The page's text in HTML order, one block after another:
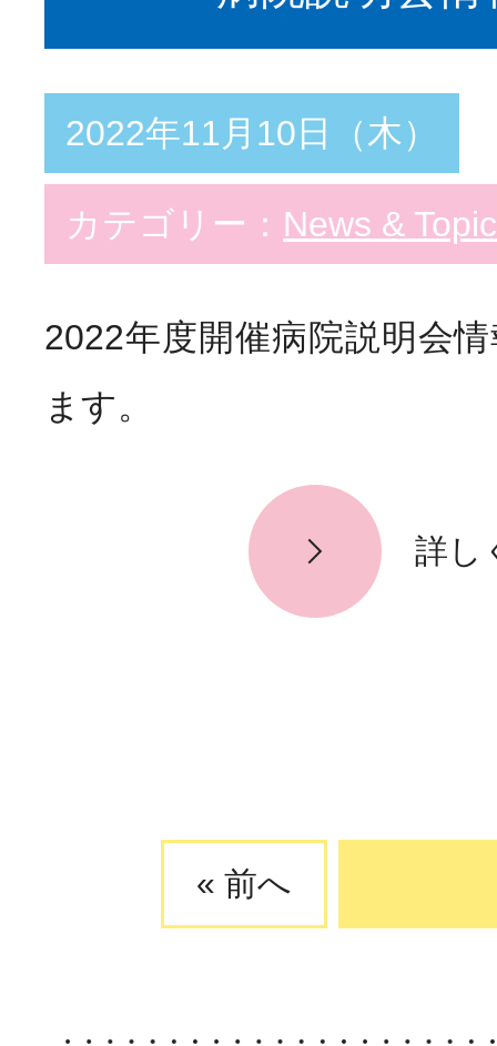
2022年11月10日（木）
カテゴリー： News &
2022年度開催病院説明会
ます。
詳し
« 前へ